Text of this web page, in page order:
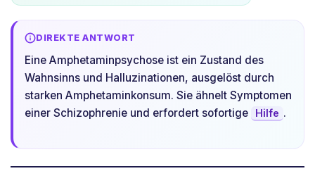
DIREKTE ANTWORT
Eine Amphetaminpsychose ist ein Zustand des
Wahnsinns und Halluzinationen, ausgelöst durch
starken Amphetaminkonsum. Sie ähnelt Symptomen
einer Schizophrenie und erfordert sofortige
Hilfe .